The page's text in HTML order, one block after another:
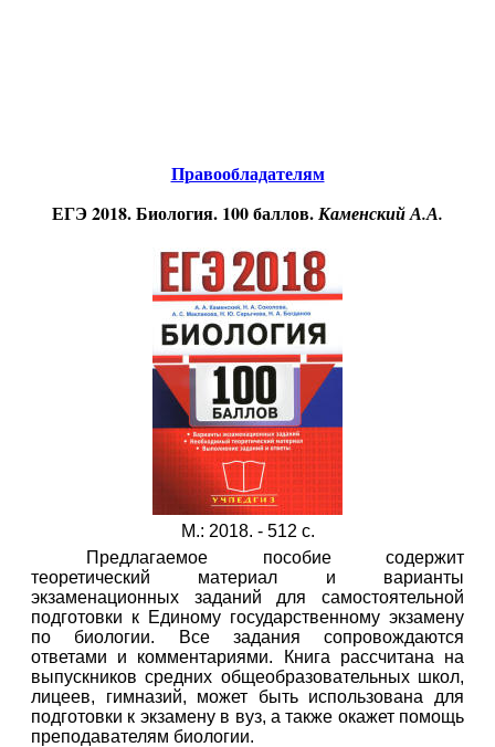
Правообладателям
ЕГЭ 2018. Биология. 100 баллов.Каменский А.А.
М.: 2018. - 512 с.
Предлагаемое пособие содержит
теоретический материал и варианты
экзаменационных заданий для самостоятельной
подготовки к Единому государственному экзамену
по биологии. Все задания сопровождаются
ответами и комментариями. Книга рассчитана на
выпускников средних общеобразовательных школ,
лицеев, гимназий, может быть использована для
подготовки к экзамену в вуз, а также окажет помощь
преподавателям биологии.